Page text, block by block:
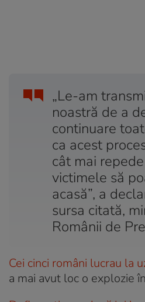
„Le-am
noastră de a
continuare
ca acest
cât mai
victimele să
acasă”, a
sursa citată,
Românii de
Cei cinci români lucrau la
a mai avut loc o explozie